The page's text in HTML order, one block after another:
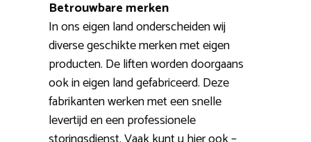
Betrouwbare merken
In ons eigen land onderscheiden wij
diverse geschikte merken met eigen
producten. De liften worden doorgaans
ook in eigen land gefabriceerd. Deze
fabrikanten werken met een snelle
levertijd en een professionele